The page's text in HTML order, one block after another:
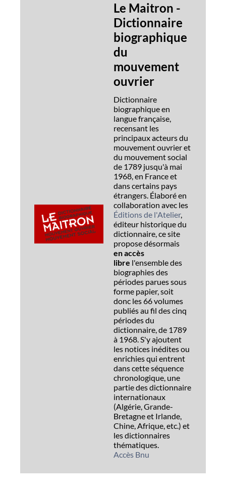
Le Maitron -
Dictionnaire
biographique
du
mouvement
ouvrier
Dictionnaire
biographique en
langue française,
recensant les
principaux acteurs du
mouvement ouvrier et
du mouvement social
de 1789 jusqu'à mai
1968, en France et
dans certains pays
étrangers. Élaboré en
collaboration avec les
Éditions de l'Atelier,
éditeur historique du
dictionnaire, ce site
propose désormais
en accès
libre l'ensemble des
biographies des
périodes parues sous
forme papier, soit
donc les 66 volumes
publiés au fil des cinq
périodes du
dictionnaire, de 1789
à 1968. S'y ajoutent
les notices inédites ou
enrichies qui entrent
dans cette séquence
chronologique, une
partie des dictionnaire
internationaux
(Algérie, Grande-
Bretagne et Irlande,
Chine, Afrique, etc.) et
les dictionnaires
thématiques.
Accès Bnu